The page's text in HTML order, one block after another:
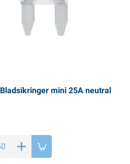
Bladsikringer mini 25A neutral